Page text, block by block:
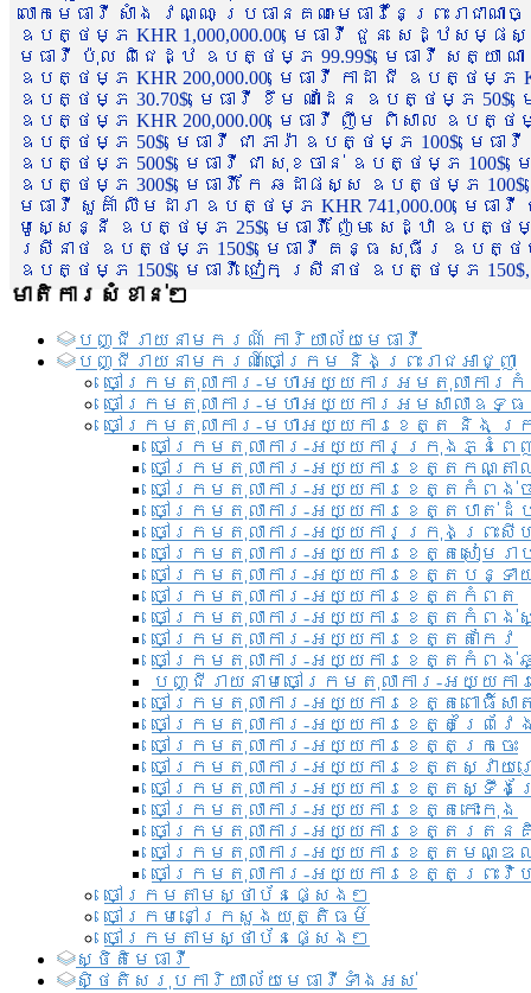
លោកមេធាវី សាំង វណ្ណៈ ប្រធានគណៈមេធាវីនៃព្រះរា
ឧបត្ថម្ភ KHR 1,000,000.00, មេធាវី ជួន សេដ្ឋស
មេធាវី ប៉ុល ពិជេដ្ឋ ឧបត្ថម្ភ 99.99$, មេធាវី សត្យា ណ
ឧបត្ថម្ភ KHR 200,000.00, មេធាវី កាដា ជី ឧបត្ថម្ភ
ឧបត្ថម្ភ 30.70$, មេធាវី ខឹម ណាដែន ឧបត្ថម្ភ 50$,
ឧបត្ថម្ភ KHR 200,000.00, មេធាវី ញឹម ពិសាល ឧបត្ថ
ឧបត្ថម្ភ 50$, មេធាវី ជា ភារ៉ា ឧបត្ថម្ភ 100$, មេ
ឧបត្ថម្ភ 500$, មេធាវី ជា សុខចាន់ ឧបត្ថម្ភ
ឧបត្ថម្ភ 300$, មេធាវី កែ ឆដាផស្ស ឧបត្ថម្ភ
មេធាវី សួគ៌ា លឹមដារា ឧបត្ថម្ភ KHR 741,000.00, មេ
មូសេ្សន្នី ឧបត្ថម្ភ 25$, មេធាវី ញ៉ែម សេដ្ឋា ឧបត្ថ
ស្រីនាថ ឧបត្ថម្ភ 150$, មេធាវី គន្ធ សុធីរ ឧបត្ថម្ភ
ឧបត្ថម្ភ 150$, មេធាវី ជៀក ស្រីនាថ ឧបត្ថម្ភ 150$,
មាតិការសំខាន់ៗ
បញ្ជី​រាយ​នាមករណ៍ ការិយាល័យ​មេធាវី​
បញ្ជី​រាយ​នាមករណ៍​ចៅក្រម និងព្រះរាជអាជ្ញា
ចៅក្រមតុលាការ-មហាអយ្យការអមតុលាការ
ចៅក្រមតុលាការ-មហាអយ្យការអមសាលាឧទ្
ចៅក្រមតុលាការ-មហាអយ្យការខេត្ត និង ក្
ចៅក្រមតុលាការ-អយ្យការក្រុងភ្នំពេ
ចៅក្រមតុលាការ-អយ្យការខេត្តកណ្តា
ចៅក្រមតុលាការ-អយ្យការខេត្តកំពង់ច
ចៅក្រមតុលាការ-អយ្យការខេត្តបាត់ដំ
ចៅក្រមតុលាការ-អយ្យការ​ក្រុងព្រះសី
ចៅក្រមតុលាការ-អយ្យការខេត្តសៀមរា
ចៅក្រមតុលាការ-អយ្យការខេត្តបន្ទា
ចៅក្រមតុលាការ-អយ្យការខេត្តកំពត
ចៅក្រមតុលាការ-អយ្យការខេត្តកំពង់
ចៅក្រមតុលាការ-អយ្យការខេត្តតាកែវ
ចៅក្រមតុលាការ-អយ្យការខេត្តកំពង់
បញ្ជីរាយនាមចៅក្រមតុលាការ-អយ្យក
ចៅក្រមតុលាការ-អយ្យការខេត្តពោធិ៍សា
ចៅក្រមតុលាការ-អយ្យការខេត្តព្រៃវែ
ចៅក្រមតុលាការ-អយ្យការខេត្តក្រចេះ
ចៅក្រមតុលាការ-អយ្យការខេត្តស្វាយ
ចៅក្រមតុលាការ-អយ្យការខេត្តស្ទឹង
ចៅក្រមតុលាការ-អយ្យការខេត្តកោះកុង
ចៅក្រមតុលាការ-អយ្យការខេត្តរតន
ចៅក្រមតុលាការ-អយ្យការខេត្តមណ្
ចៅក្រមតុលាការ-អយ្យការខេត្តព្រះវិហ
ចៅក្រមតាមស្ថាប័នផ្សេងៗ
ចៅក្រមនៅក្រសួងយុត្តិធម៌
ចៅក្រមតាមស្ថាប័នផ្សេងៗ
ស្ថិតិមេធាវី
សិ្ថតិសរុបការិយាល័យមេធាវីទាំងអស់​